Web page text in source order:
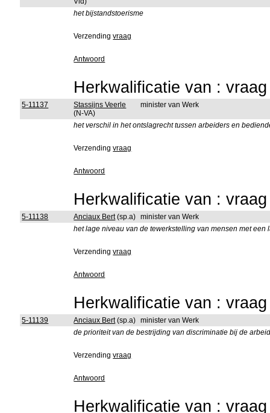
het bijstandstoerisme
Verzendingvraag
Antwoord
Herkwalificatie van :
5-11137
Stassijns Veerle
(N-VA)
minister van Werk
het verschil in het ontslagrecht tussen arbeiders en
Verzendingvraag
Antwoord
Herkwalificatie van :
5-11138 Anciaux Bert(sp.a) minister van Werk
het lage niveau van de tewerkstelling van mensen met
Verzendingvraag
Antwoord
Herkwalificatie van :
5-11139 Anciaux Bert(sp.a) minister van Werk
de prioriteit van de bestrijding van discriminatie bij de
Verzendingvraag
Antwoord
Herkwalificatie van :